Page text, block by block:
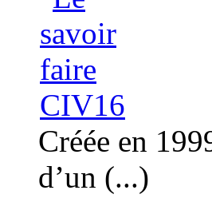
Créée en
d’un (...)